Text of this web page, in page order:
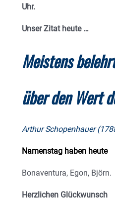
Uhr.
Unser Zitat heute …
Meistens
über den Wert
Arthur Schopenhauer
Namenstag haben heute
Bonaventura, Egon, Björn.
Herzlichen Glückwunsch